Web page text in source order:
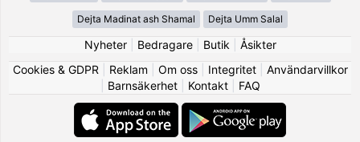
Dejta Madinat ash Shamal Dejta Umm Salal
Nyheter| Bedragare| Butik
Åsikter
Cookies & GDPR
Reklam Om oss| Integritet| Användarvillkor
Barnsäkerhet| Kontakt| FAQ